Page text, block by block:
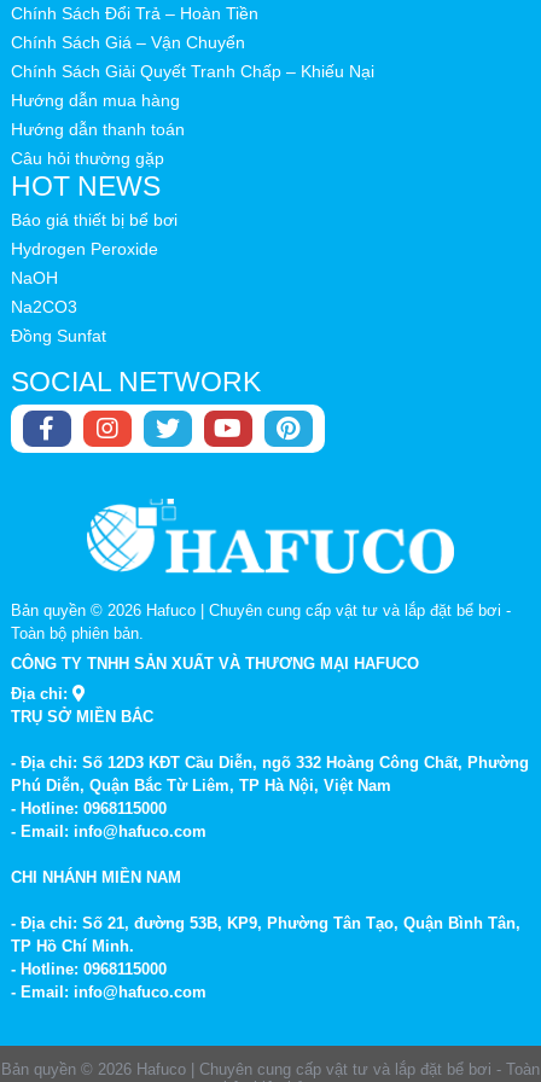
màu vàng nhạt. Hóa chất này có công dụng làm giảm nồng
độ pH trong nước đồng thời khử trùng, khử khuẩn, và hạn
chế sự phát triển của rêu tảo.
Hình ảnh Axit HCL 32%
4. Hóa chất pH+, pH-
pH+, pH- có vai trò điều chỉnh nồng độ pH trong nước bể bơi ở
ngưỡng tiêu chuẩn (7,2-7,6). Khi nồng độ pH ở ngưỡng tiêu
chuẩn sẽ giúp các loại
bể có thể phát huy được hết hiệu quả.
Chính Sách Đổi Trả – Hoàn Tiền
Chính Sách Giá – Vận Chuyển
Chính Sách Giải Quyết Tranh Chấp – Khiếu Nại
Hướng dẫn mua hàng
Hướng dẫn thanh toán
Câu hỏi thường gặp
HOT NEWS
Báo giá thiết bị bể bơi
Hydrogen Peroxide
NaOH
Na2CO3
Đồng Sunfat
SOCIAL NETWORK
Bản quyền © 2026 Hafuco | Chuyên cung cấp vật tư và lắp đặt bể bơi -
Toàn bộ phiên bản.
CÔNG TY TNHH SẢN XUẤT VÀ THƯƠNG MẠI HAFUCO
Địa chỉ:
TRỤ SỞ MIỀN BẮC
- Địa chỉ: Số 12D3 KĐT Cầu Diễn, ngõ 332 Hoàng Công Chất, Phường
Phú Diễn, Quận Bắc Từ Liêm, TP Hà Nội, Việt Nam
- Hotline: 0968115000
- Email: info@hafuco.com
CHI NHÁNH MIỀN NAM
- Địa chỉ: Số 21, đường 53B, KP9, Phường Tân Tạo, Quận Bình Tân,
TP Hồ Chí Minh.
- Hotline: 0968115000
- Email: info@hafuco.com
Bản quyền © 2026 Hafuco | Chuyên cung cấp vật tư và lắp đặt bể bơi - Toàn
Phụng Trọng (******3081) vừa mua